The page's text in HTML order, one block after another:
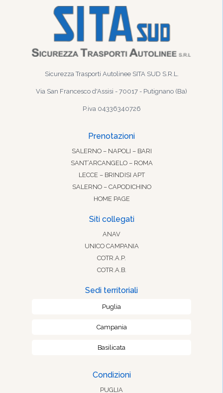
Sicurezza Trasporti Autolinee SITA SUD S.R.L.
Via San Francesco d'Assisi - 70017 - Putignano (Ba)
P.iva 04336340726
Prenotazioni
SALERNO – NAPOLI – BARI
SANT’ARCANGELO – ROMA
LECCE – BRINDISI APT
SALERNO – CAPODICHINO
HOME PAGE
Siti collegati
ANAV
UNICO CAMPANIA
COTR.A.P.
COTR.A.B.
Sedi territoriali
Puglia
Campania
Basilicata
Condizioni
PUGLIA